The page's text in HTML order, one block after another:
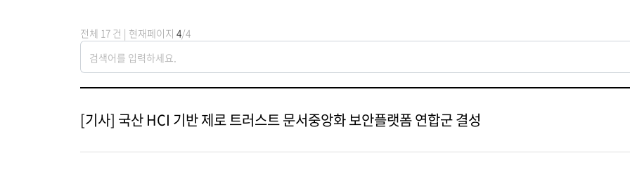
전체 17 건 | 현재페이지 4/4
[기사] 국산 HCI 기반 제로 트러스트 문서중앙화 보안플랫폼 연합군 결성